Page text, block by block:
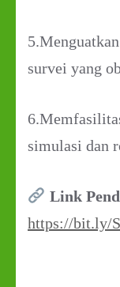
survei yang
simulasi dan
Link
https://bit.ly/